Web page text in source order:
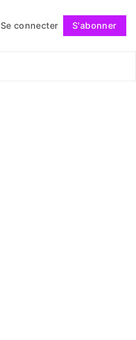
Se connecter S'abonner
Suivre